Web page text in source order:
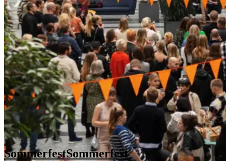
SommerfestSommerfest